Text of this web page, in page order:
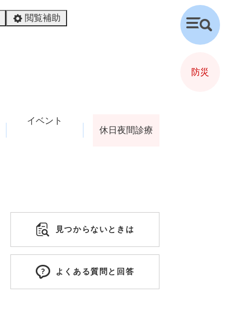
閲覧補助
イベント
休日夜間診療
見つからないときは
よくある質問と回答
検
索
防災